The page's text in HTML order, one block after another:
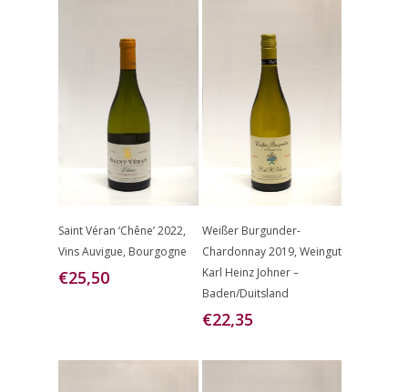
Toevoegen
Aan
Winkelwagen
Saint Véran ‘Chêne’ 2022,
Vins Auvigue, Bourgogne
€25,50
Toevoegen
Aan
Winkelwagen
Weißer Burgunder-
Chardonnay 2019, Weingut
Karl Heinz Johner –
Baden/Duitsland
€22,35